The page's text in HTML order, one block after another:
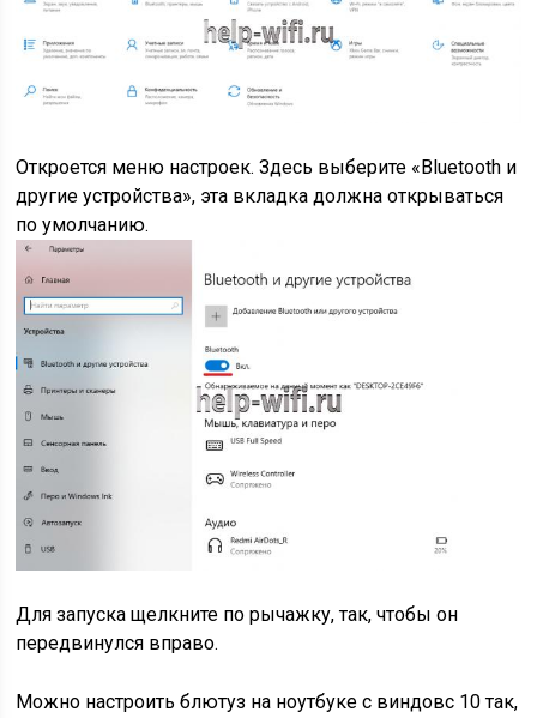
Откроется меню настроек. Здесь выберите «Bluetooth и
другие устройства», эта вкладка должна открываться
по умолчанию.
Для запуска щелкните по рычажку, так, чтобы он
передвинулся вправо.
Можно настроить блютуз на ноутбуке с виндовс 10 так,